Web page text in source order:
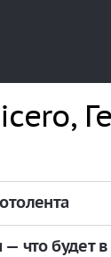
что будет в